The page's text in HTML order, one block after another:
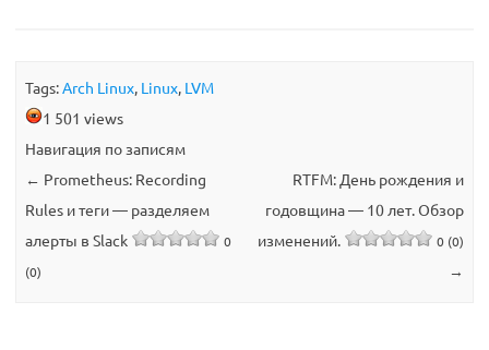
Tags:Arch Linux, Linux, LVM
1 501 views
Навигация по записям
← Prometheus: Recording
Rules и теги — разделяем
алерты в Slack
0
(0)
RTFM: День рождения и
годовщина — 10 лет. Обзор
изменений.
0 (0)
→